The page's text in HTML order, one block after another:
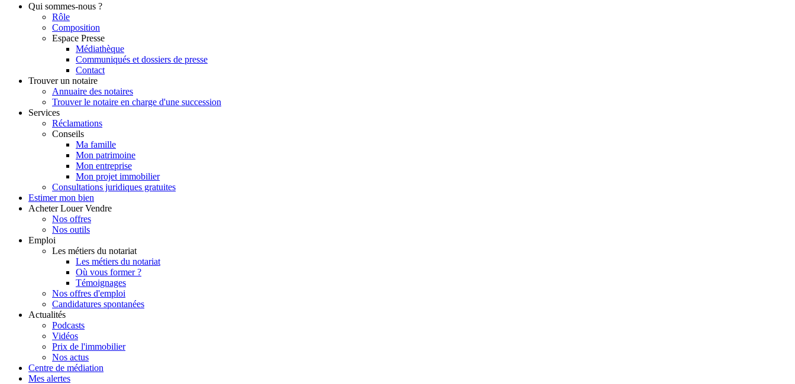
Qui sommes-nous ?
Rôle
Composition
Espace Presse
Médiathèque
Communiqués et dossiers de presse
Contact
Trouver un notaire
Annuaire des notaires
Trouver le notaire en charge d'une succession
Services
Réclamations
Conseils
Ma famille
Mon patrimoine
Mon entreprise
Mon projet immobilier
Consultations juridiques gratuites
Estimer mon bien
Acheter Louer Vendre
Nos offres
Nos outils
Emploi
Les métiers du notariat
Les métiers du notariat
Où vous former ?
Témoignages
Nos offres d'emploi
Candidatures spontanées
Actualités
Podcasts
Vidéos
Prix de l'immobilier
Nos actus
Centre de médiation
Mes alertes